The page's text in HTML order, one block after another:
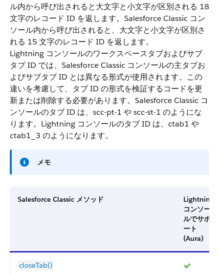
ル内から呼び出されると大文字と小文字が区別される 18
文字のレコード ID を返します。Salesforce Classic コン
ソール内から呼び出されると、大文字と小文字が区別さ
れる 15 文字のレコード ID を返します。
Lightning コンソールのワークスペースタブおよびサブ
タブ ID では、Salesforce Classic コンソールの主タブお
よびサブタブ ID とは異なる形式が使用されます。この
違いを考慮して、タブ ID の形式を検証するコードを更
新または削除する必要があります。Salesforce Classic コ
ンソールのタブ ID は、 scc-pt-1 やscc-st-1 のようにな
ります。Lightning コンソールのタブ ID は、 ctab1 や
ctab1_3 のようになります。
メモ
Salesforce Classic メソッド
Lightning
コンソー
ルでサポ
ート
(Aura)
closeTab()